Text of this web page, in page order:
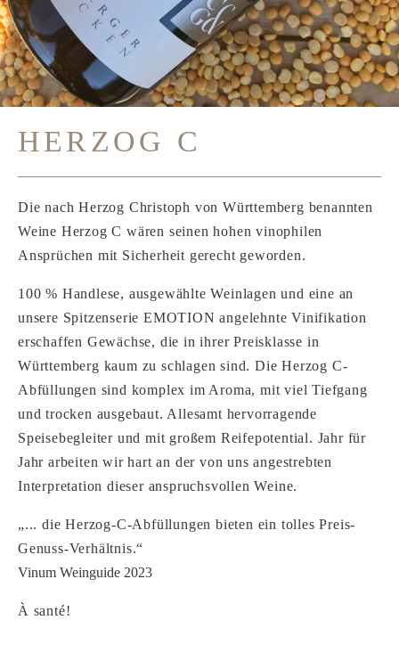
HERZOG C
Die nach Herzog Christoph von Württemberg benannten
Weine Herzog C wären seinen hohen vinophilen
Ansprüchen mit Sicherheit gerecht geworden.
100 % Handlese, ausgewählte Weinlagen und eine an
unsere Spitzenserie EMOTION angelehnte Vinifikation
erschaffen Gewächse, die in ihrer Preisklasse in
Württemberg kaum zu schlagen sind. Die Herzog C-
Abfüllungen sind komplex im Aroma, mit viel Tiefgang
und trocken ausgebaut. Allesamt hervorragende
Speisebegleiter und mit großem Reifepotential. Jahr für
Jahr arbeiten wir hart an der von uns angestrebten
Interpretation dieser anspruchsvollen Weine.
„... die Herzog-C-Abfüllungen bieten ein tolles Preis-
Genuss-Verhältnis.“
Vinum Weinguide 2023
À santé!